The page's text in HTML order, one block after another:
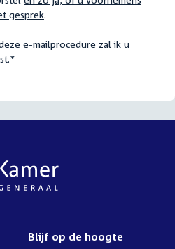
gesprek.
e-mailprocedure zal ik u
Blijf op de hoogte